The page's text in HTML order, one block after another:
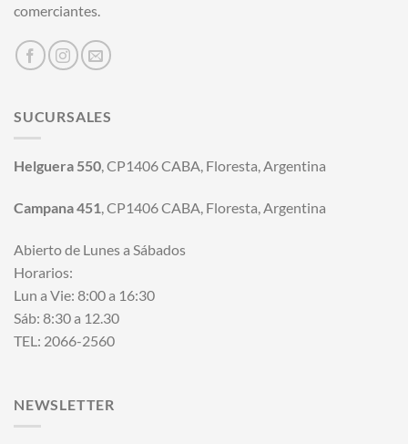
comerciantes.
SUCURSALES
Helguera 550, CP1406 CABA, Floresta, Argentina
Campana 451, CP1406 CABA, Floresta, Argentina
Abierto de Lunes a Sábados
Horarios:
Lun a Vie: 8:00 a 16:30
Sáb: 8:30 a 12.30
TEL: 2066-2560
NEWSLETTER